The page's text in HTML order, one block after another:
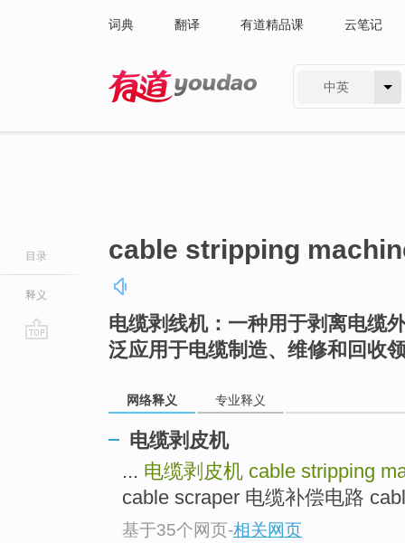
词典 翻译 有道精品课 云笔记
中英
目录
释义
cable stripping
电缆剥线机：一种用于剥离电缆
泛应用于电缆制造、维修和回收
网络释义 专业释义
电缆剥皮机
... 电缆剥皮机 cable stripping
cable scraper 电缆补偿电路
基于35个网页-相关网页